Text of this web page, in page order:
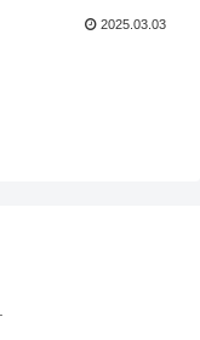
2025.03.03